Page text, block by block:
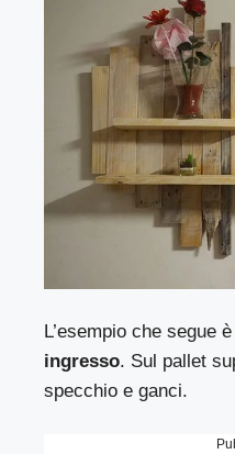
L’esempio che segue è
ingresso. Sul pallet
specchio e ganci.